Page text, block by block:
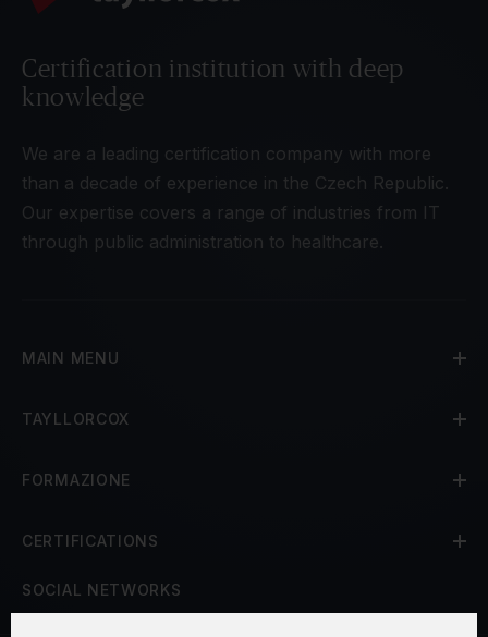
Certification institution with deep
knowledge
We are a leading certification company with more
than a decade of experience in the Czech Republic.
Our expertise covers a range of industries from IT
through public administration to healthcare.
MAIN MENU
TAYLLORCOX
FORMAZIONE
CERTIFICATIONS
SOCIAL NETWORKS